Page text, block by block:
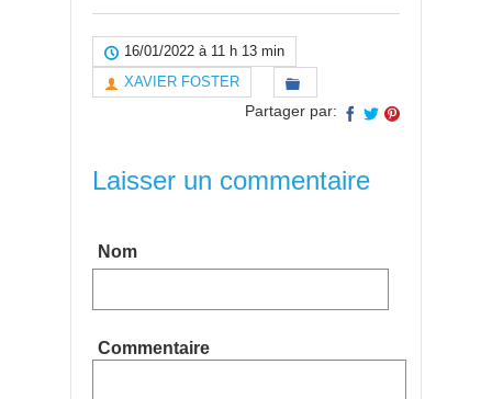
16/01/2022 à 11 h 13 min
XAVIER FOSTER
Partager par:
Laisser un commentaire
Nom
Commentaire